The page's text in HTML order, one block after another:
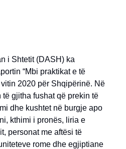
i Shtetit (DASH) ka
“Mbi praktikat e të
2020 për Shqipërinë. Në
të gjitha fushat që prekin të
dhe kushtet në burgje apo
kthimi i pronës, liria e
personat me aftësi të
rome dhe egjiptiane